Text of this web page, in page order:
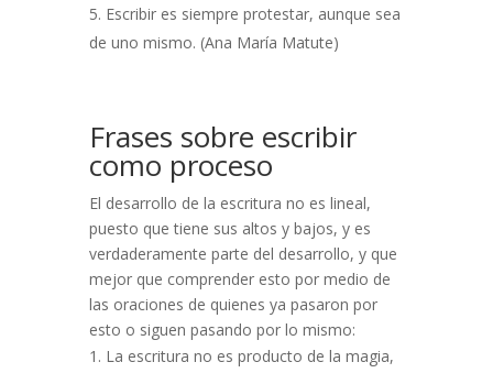
Escribir es siempre protestar, aunque sea
de uno mismo. (Ana María Matute)
Frases sobre escribir
como proceso
El desarrollo de la escritura no es lineal,
puesto que tiene sus altos y bajos, y es
verdaderamente parte del desarrollo, y que
mejor que comprender esto por medio de
las oraciones de quienes ya pasaron por
esto o siguen pasando por lo mismo:
La escritura no es producto de la magia,